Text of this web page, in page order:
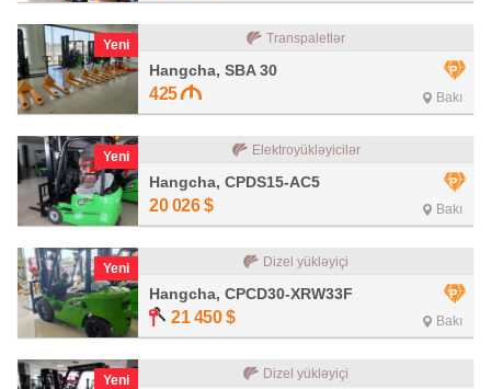
Yeni Transpaletlər
Hangcha, SBA 30
425 Bakı
Yeni Elektroyükləyicilər
Hangcha, CPDS15-AC5
20 026 $ Bakı
Yeni Dizel yükləyiçi
Hangcha, CPCD30-XRW33F
21 450 $ Bakı
Yeni Dizel yükləyiçi